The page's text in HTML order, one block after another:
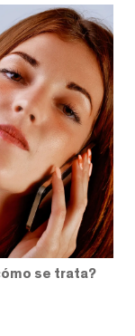
se trata?